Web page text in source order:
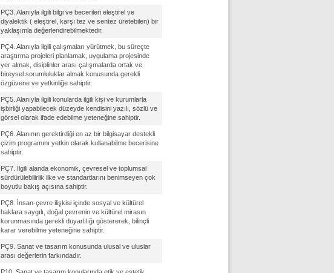
PÇ3. Alanıyla ilgili bilgi ve becerileri eleştirel ve
diyalektik ( eleştirel, karşı tez ve sentez üretebilen) bir
yaklaşımla değerlendirebilmektedir.
PÇ4. Alanıyla ilgili çalışmaları yürütmek, bu süreçte
araştırma projeleri planlamak, uygulama projesinde
yer almak, disiplinler arası çalışmalarda ortak ve
bireysel sorumluluklar almak konusunda gerekli
özgüvene ve yetkinliğe sahiptir.
PÇ5. Alanıyla ilgili konularda ilgili kişi ve kurumlarla
işbirliği yapabilecek düzeyde kendisini yazılı, sözlü ve
görsel olarak ifade edebilme yeteneğine sahiptir.
PÇ6. Alanının gerektirdiği en az bir bilgisayar destekli
çizim programını yetkin olarak kullanabilme becerisine
sahiptir.
PÇ7. İlgili alanda ekonomik, çevresel ve toplumsal
sürdürülebilirlik ilke ve standartlarını benimseyen çok
boyutlu bakış açısına sahiptir.
PÇ8. İnsan-çevre ilişkisi içinde sosyal ve kültürel
haklara saygılı, doğal çevrenin ve kültürel mirasın
korunmasında gerekli duyarlılığı göstererek, bilinçli
karar verebilme yeteneğine sahiptir.
PÇ9. Sanat ve tasarım konusunda ulusal ve uluslar
arası değerlerin farkındadır.